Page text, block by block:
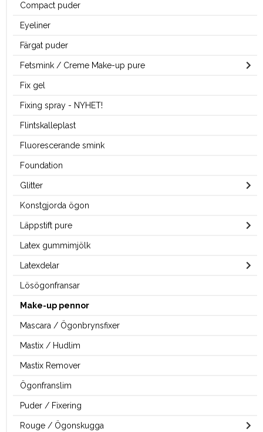
Compact puder
Eyeliner
Färgat puder
Fetsmink / Creme Make-up pure
Fix gel
Fixing spray - NYHET!
Flintskalleplast
Fluorescerande smink
Foundation
Glitter
Konstgjorda ögon
Läppstift pure
Latex gummimjölk
Latexdelar
Lösögonfransar
Make-up pennor
Mascara / Ögonbrynsfixer
Mastix / Hudlim
Mastix Remover
Ögonfranslim
Puder / Fixering
Rouge / Ögonskugga